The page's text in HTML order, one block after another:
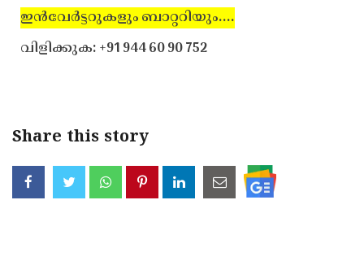
ഇന്‍വേര്‍ട്ടറുകളും ബാറ്ററിയും....
വിളിക്കുക: +91 944 60 90 752
Share this story